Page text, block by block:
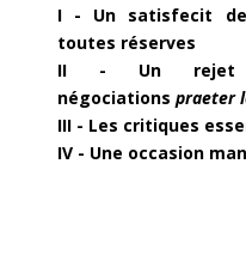
I - Un satisfecit
toutes réserves
II - Un rejet
négociations praeter
III - Les critiques
IV - Une occasion